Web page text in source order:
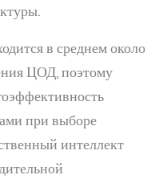
в среднем около
ЦОД, поэтому
при выборе
интеллект